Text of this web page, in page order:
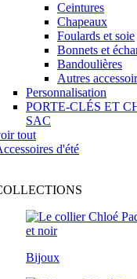
Ceintures
Chapeaux
Foulards et soie
Bonnets et
Bandoulières
Autres
Personnalisation
PORTE-CLÉS ET
SAC
tout
d'été
Bijoux